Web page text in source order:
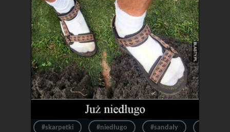
#skarpetki #niedługo #sandały